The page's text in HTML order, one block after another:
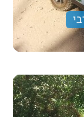
נהיגה עצמית על